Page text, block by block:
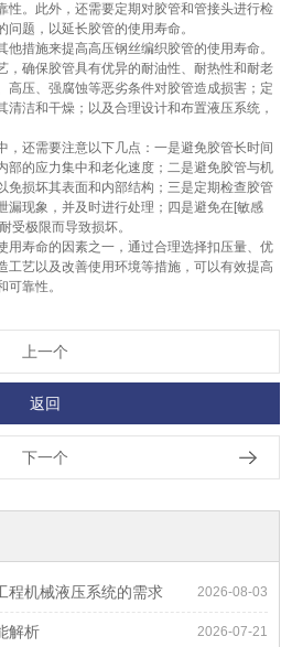
性。此外，还需要定期对胶管和管接头进行检
题，以延长胶管的使用寿命。
措施来提高高压钢丝编织胶管的使用寿命。
，确保胶管具有优异的耐油性、耐热性和耐老
高压、强腐蚀等恶劣条件对胶管造成损害；定
洁和干燥；以及合理设计和布置液压系统，
，还需要注意以下几点：一是避免胶管长时间
部的应力集中和老化速度；二是避免胶管与机
免损坏其表面和内部结构；三是定期检查胶管
漏现象，并及时进行处理；四是避免在[敏感
受极限而导致损坏。
用寿命的因素之一，通过合理选择扣压量、优
工艺以及改善使用环境等措施，可以有效提高
可靠性。
上一个
返回
下一个
2026-08-03
程机械液压系统的需求
2026-07-21
解析